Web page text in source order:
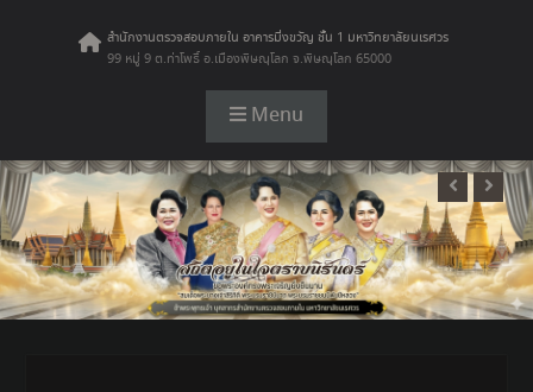
สำนักงานตรวจสอบภายใน อาคารมิ่งขวัญ ชั้น 1 มหาวิทยาลัยนเรศวร
99 หมู่ 9 ต.ท่าโพธิ์ อ.เมืองพิษณุโลก จ.พิษณุโลก 65000
Menu